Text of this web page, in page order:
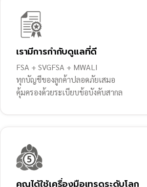
เรามีการกำกับดูแลที่ดี
FSA + SVGFSA + MWALI
ทุกบัญชีของลูกค้าปลอดภัยเสมอ
คุ้มครองด้วยระเบียบข้อบังคับสากล
คุณได้ใช้เครื่องมือเทรดระดับโลก